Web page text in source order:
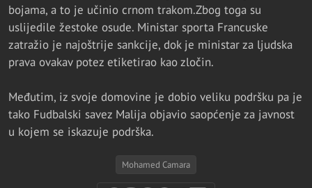
bojama, a to je učinio crnom trakom.Zbog toga su
uslijedile žestoke osude. Ministar sporta Francuske
zatražio je najoštrije sankcije, dok je ministar za ljudska
prava ovakav potez etiketirao kao zločin.
Međutim, iz svoje domovine je dobio veliku podršku pa je
tako Fudbalski savez Malija objavio saopćenje za javnost
u kojem se iskazuje podrška.
Mohamed Camara